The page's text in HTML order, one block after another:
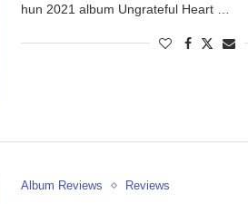
hun 2021 album Ungrateful Heart …
Album Reviews Reviews